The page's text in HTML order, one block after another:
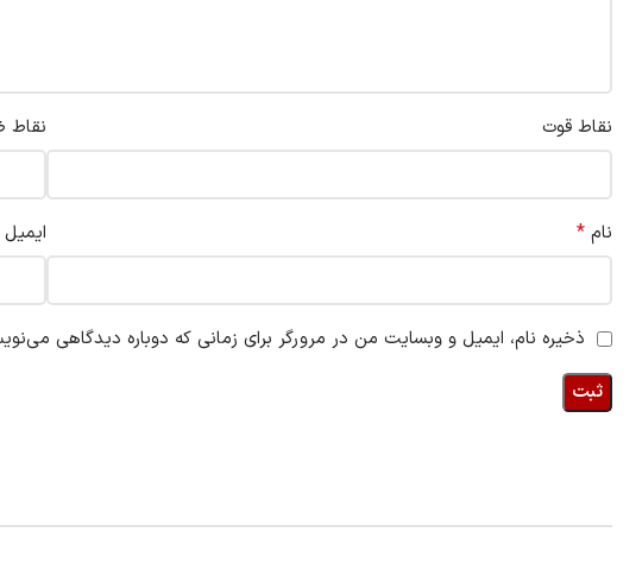
نقاط قوت
نام * ایمیل
ذخیره نام، ایمیل و وبسایت من در مرورگر برای زمانی که دوباره دیدگاهی